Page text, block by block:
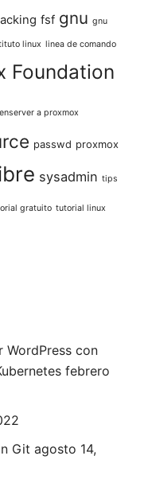
fsf gnu gnu
linux linea de comando
Foundation
a proxmox
passwd proxmox
sysadmin tips
gratuito tutorial linux
WordPress con
febrero
Git agosto 14,